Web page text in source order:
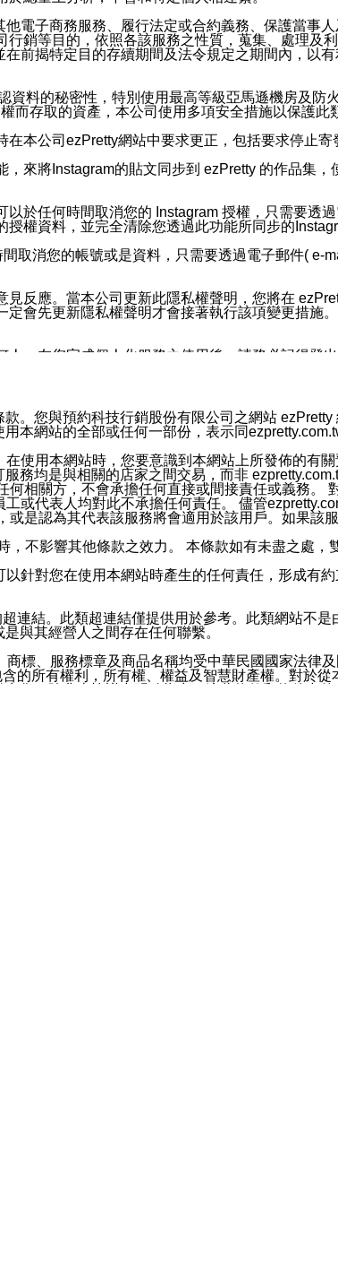
電子商務服務、履行法定或合約義務、保護當事
銷等目的，依照各該服務之性質，蒐集、處理及利
前揭特定目的存續期間及法令規定之期間內，以
料的秘密性，特別使用最高等級亞馬遜機房及防
而存取的資產，本公司使用多項安全措施以保護此
本公司ezPretty網站中要求更正，包括要求停止寄
來將Instagram的貼文同步到 ezPretty 的作品集
於任何時間取消您的 Instagram 授權，只需要透
權資料，並完全清除您透過此功能所同步的
取消您的帳號或是資料，只需要透過電子郵件( e-
反應。當本公司更新此隱私權聲明，您將在
會先更新隱私權聲明才會接著執行該項變更措施
。在您完成個人化服務之使用後，請務必記得登
或宣傳本網站各項服務之資料或電子郵件供您參
公司/本服務好友，您仍可接收到通知型訊息。
以廣告或其他目的的訊息皆不會被傳送。滿足以下
對相符。
號或認證官方帳號的通知型訊息。
。您與預約科技行銷股份有限公司之網站
本網站的全部或任何一部份，表示同
使用本網站時，您要意識到本網站上所發佈的有
務均是與相關的店家之間交易，而非
相關方，不會承擔任何直接或間接責任或義務
或代表人均對此不承擔任何責任。 儘管
是認為其代表該服務將會適用於該用戶。如果該
不影響其他條款之效力。 本條款如有未盡之處，
針對您在使用本網站時產生的任何責任，形成有
連結。此類超連結僅提供用於參考。此類網站不
與其經營人之間存在任何聯繫。
標、服務標章及商品名稱均受中華民國國家法律
的所有權利，所有權、權益及智慧財產權。對於